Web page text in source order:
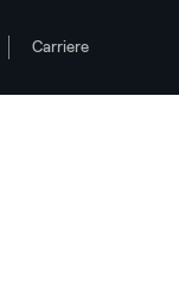
Carriere